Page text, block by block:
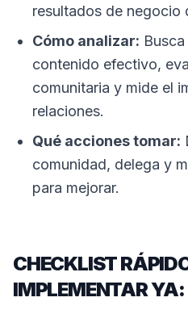
resultados de negocio
Cómo analizar:
contenido efectivo,
comunitaria y mide el
relaciones.
Qué acciones tomar:
comunidad, delega y
para mejorar.
CHECKLIST
IMPLEMENTAR YA: